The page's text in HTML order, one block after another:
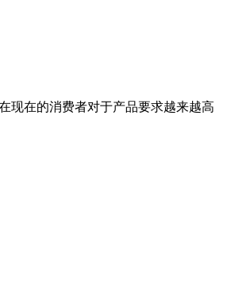
现在的消费者对于产品要求越来越高